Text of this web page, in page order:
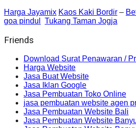
Harga Jayamix Kaos Kaki Bordir –
goa pindul
Tukang Taman Jogja
Friends
Download Surat Penawaran /
Harga Website
Jasa Buat Website
Jasa Iklan Google
Jasa Pembuatan Toko Online
jasa pembuatan website agen
Jasa Pembuatan Website Bali
Jasa Pembuatan Website